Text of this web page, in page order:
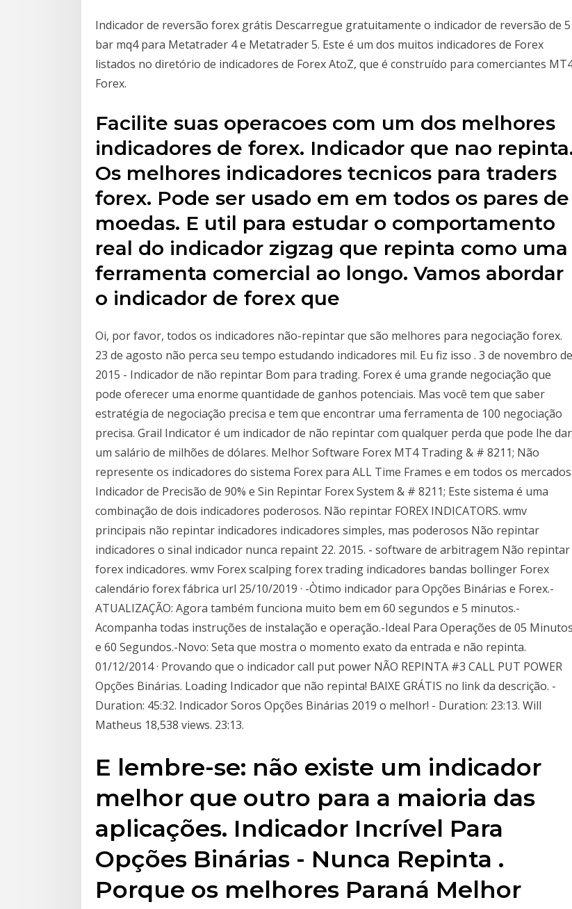
Indicador de reversão forex grátis Descarregue gratuitamente o indicador de reversão de 5
bar mq4 para Metatrader 4 e Metatrader 5. Este é um dos muitos indicadores de Forex
listados no diretório de indicadores de Forex AtoZ, que é construído para comerciantes
Forex.
Facilite suas operacoes com um dos melhores
indicadores de forex. Indicador que nao
Os melhores indicadores tecnicos para traders
forex. Pode ser usado em em todos os pares de
moedas. E util para estudar o comportamento
real do indicador zigzag que repinta como uma
ferramenta comercial ao longo. Vamos abordar
o indicador de forex que
Oi, por favor, todos os indicadores não-repintar que são melhores para negociação forex.
23 de agosto não perca seu tempo estudando indicadores mil. Eu fiz isso . 3 de novembro de
2015 - Indicador de não repintar Bom para trading. Forex é uma grande negociação que
pode oferecer uma enorme quantidade de ganhos potenciais. Mas você tem que saber
estratégia de negociação precisa e tem que encontrar uma ferramenta de 100 negociação
precisa. Grail Indicator é um indicador de não repintar com qualquer perda que pode lhe dar
um salário de milhões de dólares. Melhor Software Forex MT4 Trading & # 8211; Não
represente os indicadores do sistema Forex para ALL Time Frames e em todos os mercados.
Indicador de Precisão de 90% e Sin Repintar Forex System & # 8211; Este sistema é uma
combinação de dois indicadores poderosos. Não repintar FOREX INDICATORS. wmv
principais não repintar indicadores indicadores simples, mas poderosos Não repintar
indicadores o sinal indicador nunca repaint 22. 2015. - software de arbitragem Não repintar
forex indicadores. wmv Forex scalping forex trading indicadores bandas bollinger Forex
calendário forex fábrica url 25/10/2019 · -Òtimo indicador para Opções Binárias e Forex.-
ATUALIZAÇÃO: Agora também funciona muito bem em 60 segundos e 5 minutos.-
Acompanha todas instruções de instalação e operação.-Ideal Para Operações de 05 Minutos
e 60 Segundos.-Novo: Seta que mostra o momento exato da entrada e não repinta.
01/12/2014 · Provando que o indicador call put power NÃO REPINTA #3 CALL PUT POWER
Opções Binárias. Loading Indicador que não repinta! BAIXE GRÁTIS no link da descrição. -
Duration: 45:32. Indicador Soros Opções Binárias 2019 o melhor! - Duration: 23:13. Will
Matheus 18,538 views. 23:13.
E lembre-se: não existe um indicador
melhor que outro para a maioria das
aplicações. Indicador Incrível Para
Opções Binárias - Nunca Repinta .
Porque os melhores Paraná Melhor